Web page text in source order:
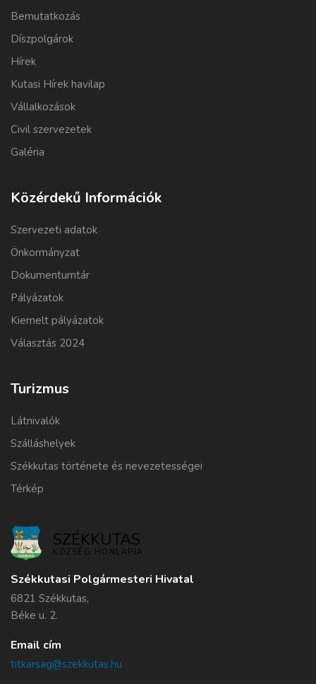
Bemutatkozás
Díszpolgárok
Hírek
Kutasi Hírek havilap
Vállalkozások
Civil szervezetek
Galéria
Közérdekű Információk
Szervezeti adatok
Önkormányzat
Dokumentumtár
Pályázatok
Kiemelt pályázatok
Választás 2024
Turizmus
Látnivalók
Szálláshelyek
Székkutas története és nevezetességei
Térkép
SZÉKKUTAS
KÖZSÉG HONLAPJA
Székkutasi Polgármesteri Hivatal
6821 Székkutas,
Béke u. 2.
Email cím
titkarsag@szekkutas.hu